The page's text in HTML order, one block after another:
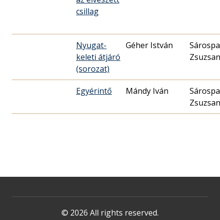
csillag
Nyugat-
keleti átjáró
(sorozat)
Géher István
Egyérintő Mándy Iván
© 2026 All rights reserved.